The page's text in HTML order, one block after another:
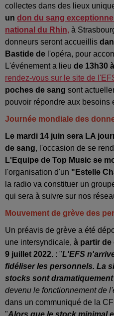
collectes dans des lieux
un don du sang
national du Rhin, à
donneurs seront accueillis
Bastide de l'opéra, pour
L'événement a lieu de 13h30
rendez-vous sur le site de
poches de sang sont
pouvoir répondre aux besoins
Journée mondiale des
Le mardi 14 juin sera LA
de sang, l'occasion de se
L'Equipe de Top Music se
l'organisation d'un "Estelle
la radio va constituer un
qui sera à suivre sur nos
Mouvement de grève des
Un préavis de grève a été
une intersyndicale, à partir de
9 juillet 2022. : "L'EFS
fidéliser les personnels. La
stocks sont dramatiquement
devenu le fonctionnement de
dans un communiqué de la
"Alors que le stock minimal